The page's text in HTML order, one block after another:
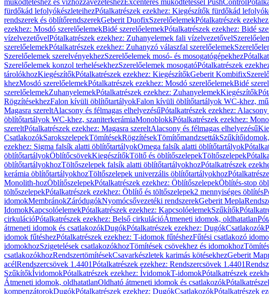
működtetéshez és vízhozzávezetéshezExcenteres működtetéssel PushControl
fürdőkád lefolyókészleteihezPótalkatrészek ezekhez: Kiegészítők fürdőkád
rendszerek és öblítőrendszerekGeberit DuofixSzerelőelemekPótalkatrészek
ezekhez: Mosdó szerelőelemekBidé szerelőelemekPótalkatrészek ezekhez: Bidé
vízelvezetővelPótalkatrészek ezekhez: Zuhanyelemek fali vízelvezetővel
szerelőelemekPótalkatrészek ezekhez: Zuhanyzó válaszfal szerelőelemek
Szerelőelemek szerelvényekhezSzerelőelemek mosó- és mosogatógépekhez
Szerelőelemek konzol terhelésekhezSzerelőelemek mosogatóPótalkatrészek
tárolókhozKiegészítőkPótalkatrészek ezekhez: KiegészítőkGeberit Kombifix
khezMosdó szerelőelemekPótalkatrészek ezekhez: Mosdó szerelőelemekBidé
szerelőelemekZuhanyelemekPótalkatrészek ezekhez: ZuhanyelemekKiegészítők
RögzítésekhezFalon kívüli öblítőtartályokFalon kívüli öblítőtartályok WC-khez,
Magasra szereltAlacsony és félmagas elhelyezésűPótalkatrészek ezekhez:
öblítőtartályok WC-khez, szaniterkerámiaMonoblokkPótalkatrészek ezekhez:
szereltPótalkatrészek ezekhez: Magasra szereltAlacsony és félmagas elhelyezésű
CsatlakozókSarokszelepekTömítésekRögzítésekTömítőmandzsetták
ezekhez: Sigma falsík alatti öblítőtartályokOmega falsík alatti öblítőtartályok
öblítőtartályokÖblítőcsövekKiegészítőkTöltő és öblítőszelepekTöltőszelepek
öblítőtartályokhozTöltőszelepek falsík alatti öblítőtartályokhozPótalkatrészek
kerámia öblítőtartályokhozTöltőszelepek univerzális öblítőtartályokhoz
Monolith-hozÖblítőszelepekPótalkatrészek ezekhez: ÖblítőszelepekÖblítés-stop
töltőszelepekPótalkatrészek ezekhez: Öblítő és töltőszelepek2 mennyiséges öblítés
idomokMembránokZáródugókNyomócsővezetéki rendszerekGeberit Mepla
IdomokKapcsolóelemekPótalkatrészek ezekhez: KapcsolóelemekSzűkítők
cirkulációPótalkatrészek ezekhez: Belső cirkulációÁtmeneti idomok, oldhatatlan
átmeneti idomok és csatlakozókDugókPótalkatrészek ezekhez: DugókCsatlakozók
idomok fűtéshezPótalkatrészek ezekhez: T-idomok fűtéshezFűtési csatlakozó
idomokhozSzigetelések csatlakozókhozTömítések csövekhez és idomokhoz
csatlakozókhozRendszertömítésekCsavarkészletek karimás kötésekhezGeberit
acélRendszercsövek 1.4401Pótalkatrészek ezekhez: Rendszercsövek 1.4401
SzűkítőkÍvidomokPótalkatrészek ezekhez: ÍvidomokT-idomokPótalkatrészek
Átmeneti idomok, oldhatatlanOldható átmeneti idomok és csatlakozók
kompenzátorokDugókPótalkatrészek ezekhez: DugókCsatlakozókPótalkatrészek